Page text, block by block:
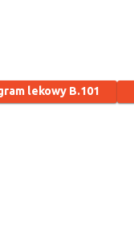
lekowy B.101